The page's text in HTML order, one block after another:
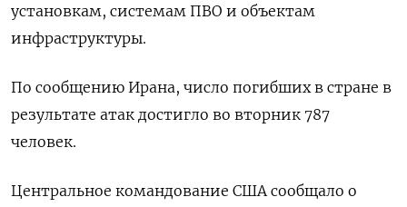
установкам, ​системам ПВО и объектам
инфраструктуры.
По ‌сообщению Ирана, число погибших в стране в
результате атак достигло во вторник 787
человек.
Центральное ​командование США сообщало о